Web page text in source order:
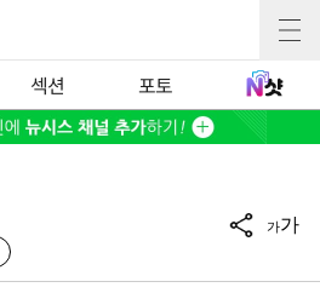
섹션 포토
가가